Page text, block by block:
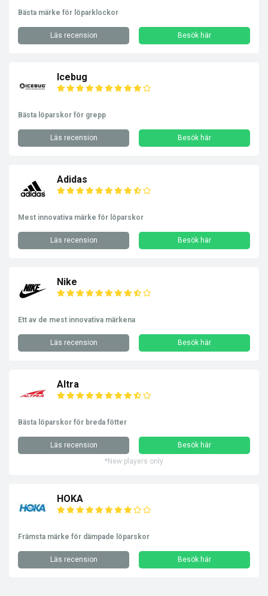
Bästa märke för löparklockor
Läs recension Besök här
Icebug
Bästa löparskor för grepp
Läs recension Besök här
Adidas
Mest innovativa märke för löparskor
Läs recension Besök här
Nike
Ett av de mest innovativa märkena
Läs recension Besök här
Altra
Bästa löparskor för breda fötter
Läs recension
Besök här
*New players only
HOKA
Främsta märke för dämpade löparskor
Läs recension Besök här